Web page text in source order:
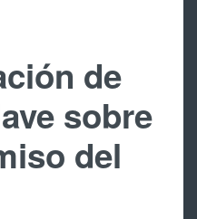
de
sobre
del